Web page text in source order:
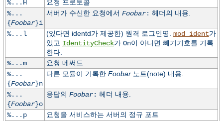
%...H
요청 프로토콜
%...
{Foobar}i
서버가 수신한 요청에서 Foobar: 헤더의 내용.
%...l (있다면 identd가 제공한) 원격 로그인명. mod_ident가
있고 IdentityCheck가 On이 아니면 빼기기호를 기록
한다.
%...m
요청 메써드
%...
{Foobar}n
다른 모듈이 기록한 Foobar노트(note) 내용.
%...
{Foobar}o
응답의 Foobar: 헤더 내용.
%...p
요청을 서비스하는 서버의 정규 포트